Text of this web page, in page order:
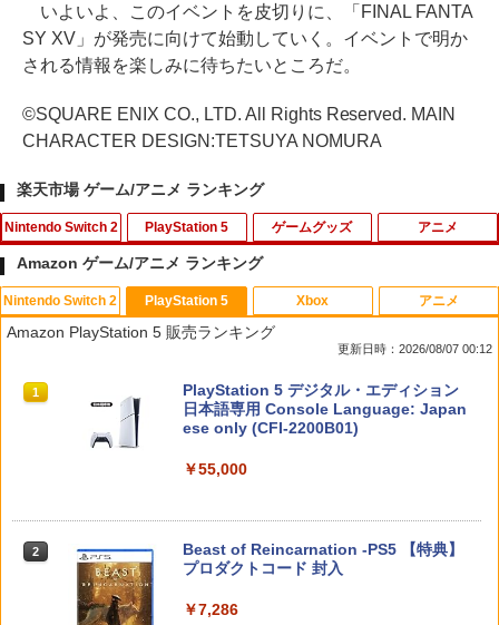
いよいよ、このイベントを皮切りに、「FINAL FANTA
SY XV」が発売に向けて始動していく。イベントで明か
される情報を楽しみに待ちたいところだ。
©SQUARE ENIX CO., LTD. All Rights Reserved. MAIN
CHARACTER DESIGN:TETSUYA NOMURA
楽天市場 ゲーム/アニメ ランキング
Nintendo Switch 2
1
[メール便OK]【新品】【NS2H】ゲーム
用アナログスティックカバー リラック
マ すやすやリラックマ[在庫品]
￥750
[メール便OK]【新品】【NS2H】ゲーム
￥750
PlayStation 5
1
[メール便OK]【新品】【PS5】MotoGP
24［PS5版］[在庫品]
PS5 縦置きスタンド PlayStation5 / PS5
【メール便】 | プレーステーション プレ
イステーション プレステ プレステ5 プレ
ゲームグッズ アニメ
1
【中古】 この世界の片隅に ブックレッ
ト付 / 片渕須直 / バンダイビジュアル [Bl
u-ray]【メール便送料無料】【最短翌日
￥1,243
Amazon ゲーム/アニメ ランキング
Nintendo Switch 2
1
スプラトゥーン レイダース|オンライン
コード版
2 スプラトゥーン レイダース -Switch2
PlayStation 5
Amazon PlayStation 5 販売ランキング
更新日時：2026/08/07 00:12
1
PlayStation 5 デジタル・エディション
日本語専用 Console Language: Japan
ese only (CFI-2200B01)
￥55,000
2
Beast of Reincarnation -PS5 【特典】
プロダクトコード 封入
￥7,286
Xbox アニメ